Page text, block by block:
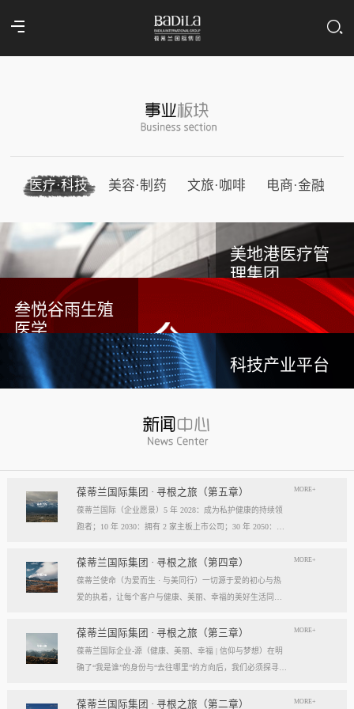
医疗·科技 美容·制药 文旅·咖啡 电商·金融
美地港医疗管
理集团
叁悦谷雨生殖
医学
科技产业平台
葆蒂兰国际集团 · 寻根之旅（第五章）
葆蒂兰国际（企业愿景）5 年 2028：成为私护健康的持续领
跑者；10 年 2030：拥有 2 家主板上市公司；30 年 2050：成
葆蒂兰国际立志成为健康产业中一个响亮的中国品牌。我们
以“为爱而生，与美同行”为使命，绘制出一幅清晰而雄心勃
勃的发展蓝图，旨在以坚实的步伐，从专业的深度走向事业
028 | 5年愿景）成为“私护健康领域的持续领跑者”· 定位： 我
MORE+
葆蒂兰国际集团 · 寻根之旅（第四章）
葆蒂兰使命（为爱而生 · 与美同行）一切源于爱的初心与热
爱的执着，让每个客户与健康、美丽、幸福的美好生活同
双翼“爱的初心”与“热爱的执着”，共同构成了葆蒂兰的精神内
核与力量源泉，二者如同呼吸，一呼一吸，生生不息。爱的
初心，是我们的根脉与方向。它是最初那份纯粹的善意、利
MORE+
葆蒂兰国际集团 · 寻根之旅（第三章）
葆蒂兰国际企业-源（健康、美丽、幸福 | 信仰与梦想）在明
确了“我是谁”的身份与“去往哪里”的方向后，我们必须探寻滋
格局与能量。它，就是葆蒂兰的“源”——我们一切思想与行
MORE+
葆蒂兰国际集团 · 寻根之旅（第二章） MORE+